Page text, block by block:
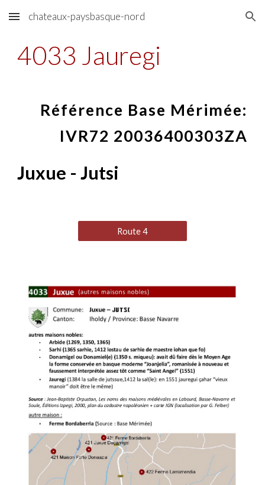
Skip to main content Skip to navigation
chateaux-paysbasque-nord
4033 Jauregi
Référence Base Mérimée:
IVR72 20036400303ZA
Juxue - Jutsi
Route 4